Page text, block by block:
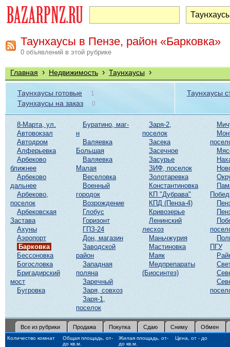
Таунхаусы в Пензе, район «Барковка»
0 объявлений в этой рубрике
Главная › Недвижимость › Таунхаусы ›
Таунхаусы готовые 1
Таунхаусы на заказ 0
Таунхаусы
8-Марта, ул.
Автовокзал
Автодром
Алферьевка
Арбеково
ближнее
Арбеково
дальнее
Арбеково,
поселок
Арбековская
Застава
Ахуны
Аэропорт
Барковка
Бессоновка
Богословка
Бригадирский
мост
Бугровка
Буратино, маг-
н
Валяевка
Большая
Валяевка
Малая
Веселовка
Военный
городок
Возрождение
Глобус
Горизонт
ГПЗ-24
Дон, магазин
Заводской
район
Западная
поляна
Заречный
Заря, совхоз
Заря-1,
поселок
Заря-2,
поселок
Засека
Засечное
Засурье
ЗИФ, поселок
Золотаревка
Константиновка
КП "Дубрава"
КПД (Пенза-4)
Кривозерье
Ленинский
лесхоз
Маньчжурия
Мастиновка
Маяк
Медпрепараты
(Биосинтез)
ПГУ
Все из рубрики Продажа Покупка Сдаю Сниму Обмен
Количество комнат
Общая площадь, от-
до кв.м.
Жилая площадь, от-
до кв.м.
Цена, от - до